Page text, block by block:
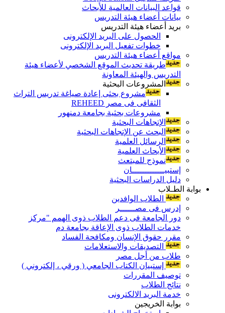
قواعد البيانات العالمية للأبحاث
بيانات أعضاء هيئة التدريس
بريد أعضاء هيئة التدريس
الحصول على البريد الإلكترونى
خطوات تفعيل البريد الإلكترونى
مواقع أعضاء هيئة التدريس
طريقة تحديث الموقع الشخصي لأعضاء هيئة
التدريس والهيئة المعاونة
المشروعات البحثية
مشروع بحثى إعادة صياغة تدريس التراث
الثقافى فى مصر REHEED
مشروعات بحثية بجامعة دمنهور
الإتجاهات البحثية
البحث عن الإتجاهات البحثية
الرسائل العلمية
الأبحاث العلمية
نموذج للمبتعث
إستبيـــــــــــــان
دليل الدراسات البحثية
بوابة الطـلاب
الطلاب الوافدين
إدرس فى مصــــــر
دور الجامعة فى دعم الطلاب ذوى الهمم "مركز
خدمات الطلاب ذوى الإعاقة بجامعة دم
مقرر حقوق الإنسان ومكافحة الفساد
التصديقات والاستعلامات
طلاب من أجل مصر
إستبيان الكتاب الجامعي ( ورقي ، إلكتروني )
توصيف المقررات
نتائج الطلاب
خدمة البريد الالكترونى
بوابة الخريجين